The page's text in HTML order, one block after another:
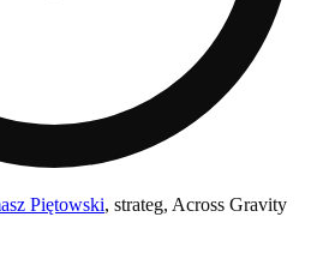
Piętowski, strateg, Across Gravity